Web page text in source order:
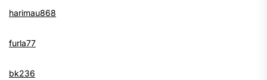
harimau868
furla77
bk236